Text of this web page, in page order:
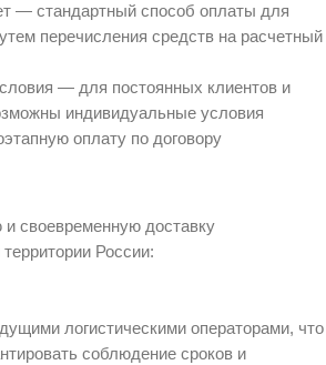
— стандартный способ оплаты для
перечисления средств на расчетный
— для постоянных клиентов и
индивидуальные условия
оплату по договору
своевременную доставку
России:
логистическими операторами, что
соблюдение сроков и